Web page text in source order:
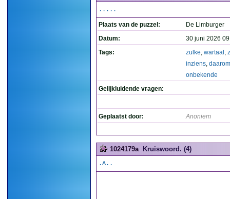
.....
Plaats van de puzzel:
De Limburger
Datum:
30 juni 2026
Tags:
zulke, wartaal ,
inziens, daarom
onbekende
Gelijkluidende vragen:
Geplaatst door: Anoniem
1024179a Kruiswoord. (4)
.A..